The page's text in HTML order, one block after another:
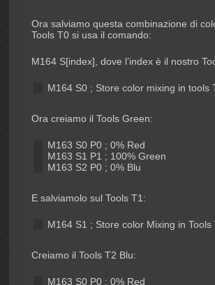
Ora salviamo questa combinazione di
Tools T0 si usa il comando:
M164 S[index], dove l’index è il nostro
M164 S0 ; Store color mixing in tools
Ora creiamo il Tools Green:
M163 S0 P0 ; 0% Red
M163 S1 P1 ; 100% Green
M163 S2 P0 ; 0% Blu
E salviamolo sul Tools T1:
M164 S1 ; Store color Mixing in Tools
Creiamo il Tools T2 Blu:
M163 S0 P0 ; 0% Red